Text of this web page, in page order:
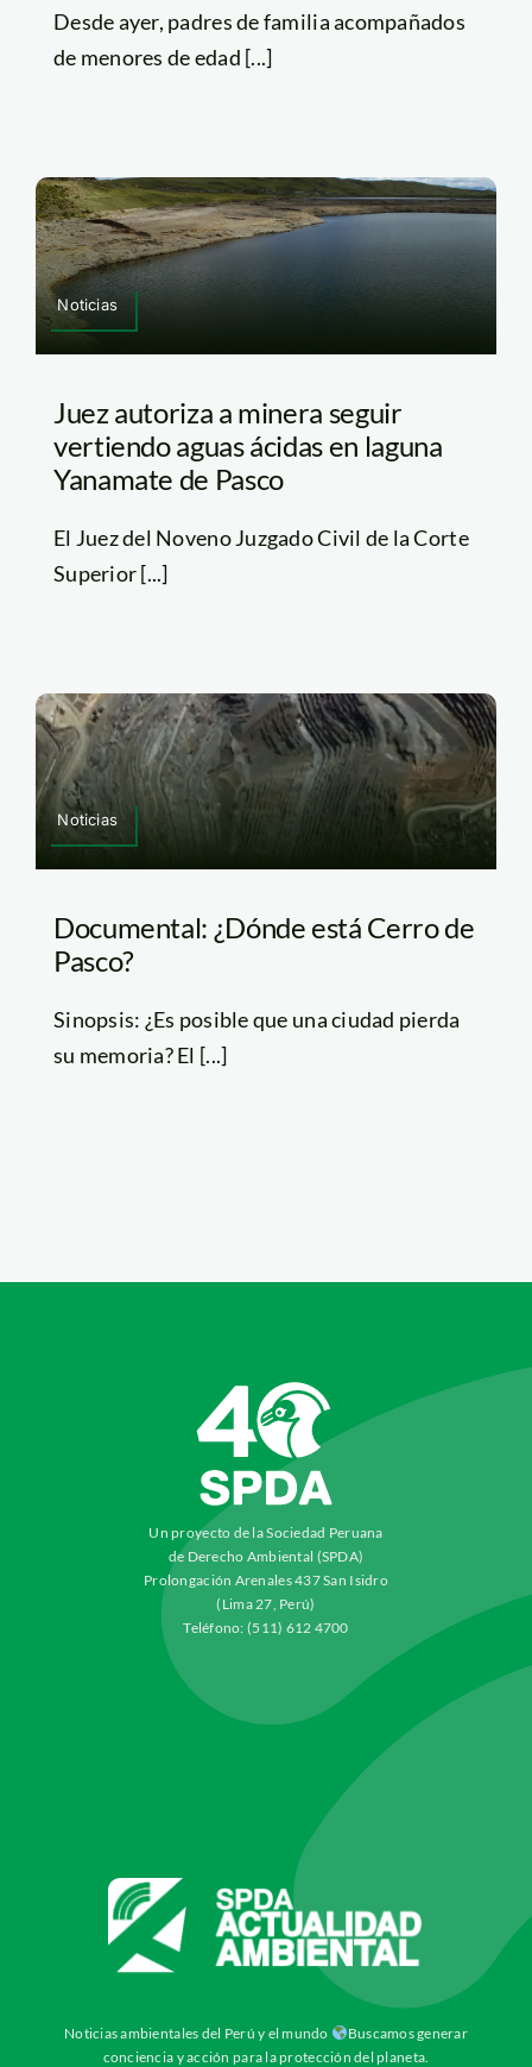
Desde ayer, padres de familia acompañados
de menores de edad [...]
Noticias
Juez autoriza a minera seguir
vertiendo aguas ácidas en laguna
Yanamate de Pasco
El Juez del Noveno Juzgado Civil de la Corte
Superior [...]
Noticias
Documental: ¿Dónde está Cerro de
Pasco?
Sinopsis: ¿Es posible que una ciudad pierda
su memoria? El [...]
Un proyecto de la Sociedad Peruana
de Derecho Ambiental (SPDA)
Prolongación Arenales 437 San Isidro
(Lima 27, Perú)
Teléfono: (511) 612 4700
Noticias ambientales del Perú y el mundo
Buscamos generar
conciencia y acción para la protección del planeta.